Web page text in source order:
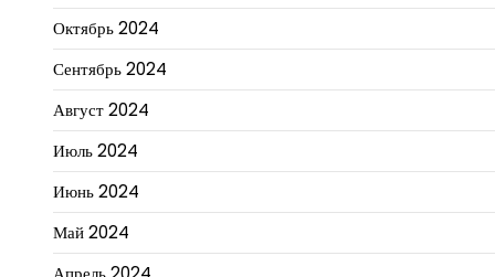
Октябрь 2024
Сентябрь 2024
Август 2024
Июль 2024
Июнь 2024
Май 2024